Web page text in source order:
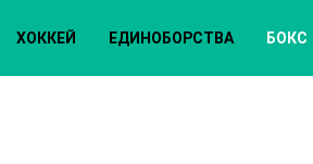
ХОККЕЙ ЕДИНОБОРСТВА БОКС